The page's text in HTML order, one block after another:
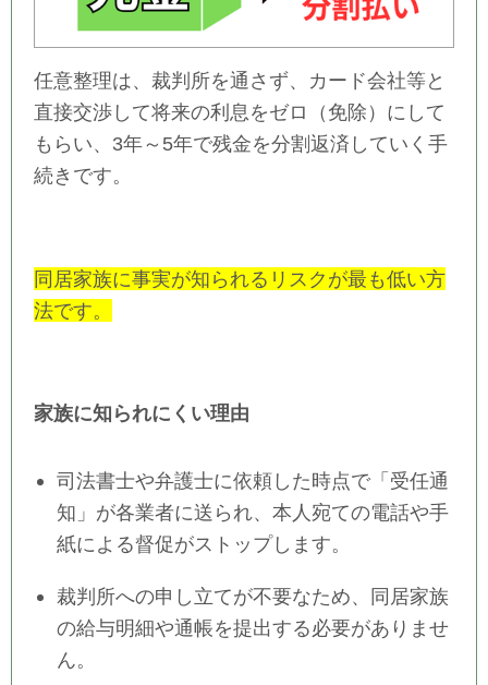
任意整理は、裁判所を通さず、カード会社等と
直接交渉して将来の利息をゼロ（免除）にして
もらい、3年～5年で残金を分割返済していく手
続きです。
同居家族に事実が知られるリスクが最も低い方
法です。
家族に知られにくい理由
司法書士や弁護士に依頼した時点で「受任通
知」が各業者に送られ、本人宛ての電話や手
紙による督促がストップします。
裁判所への申し立てが不要なため、同居家族
の給与明細や通帳を提出する必要がありませ
ん。